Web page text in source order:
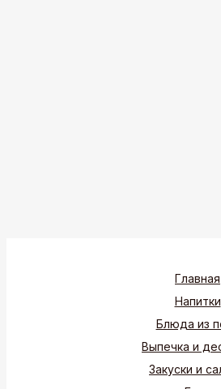
Главная
Напитки
Блюда из
Выпечка и
Закуски и